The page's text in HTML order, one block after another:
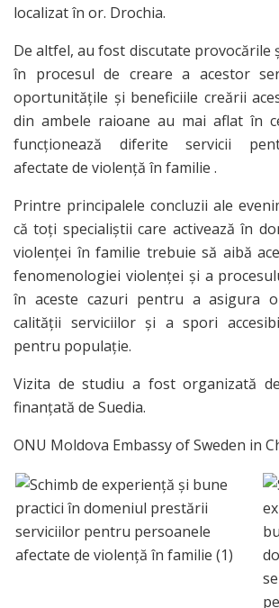
localizat în or. Drochia.
De altfel, au fost discutate provocările
în procesul de creare a acestor
oportunitățile și beneficiile creării
din ambele raioane au mai aflat în
funcționează diferite servicii
afectate de violență în familie .
Printre principalele concluzii ale
că toți specialiștii care activează în
violenței în familie trebuie să aibă
fenomenologiei violenței și a
în aceste cazuri pentru a asigura
calității serviciilor și a spori
pentru populație.
Vizita de studiu a fost organizată
finanțată de Suedia.
ONU Moldova Embassy of Sweden in